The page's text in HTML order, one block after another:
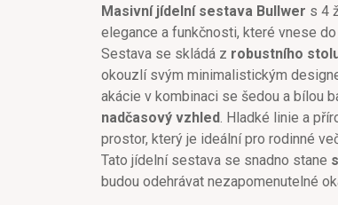
Masivní jídelní sestava Bullwer s 4
elegance a funkčnosti, které vnese
Sestava se skládá z robustního
okouzlí svým minimalistickým
akácie v kombinaci se šedou a bílou
nadčasový vzhled . Hladké linie a
prostor, který je ideální pro rodinné
Tato jídelní sestava se snadno stane
budou odehrávat nezapomenutelné